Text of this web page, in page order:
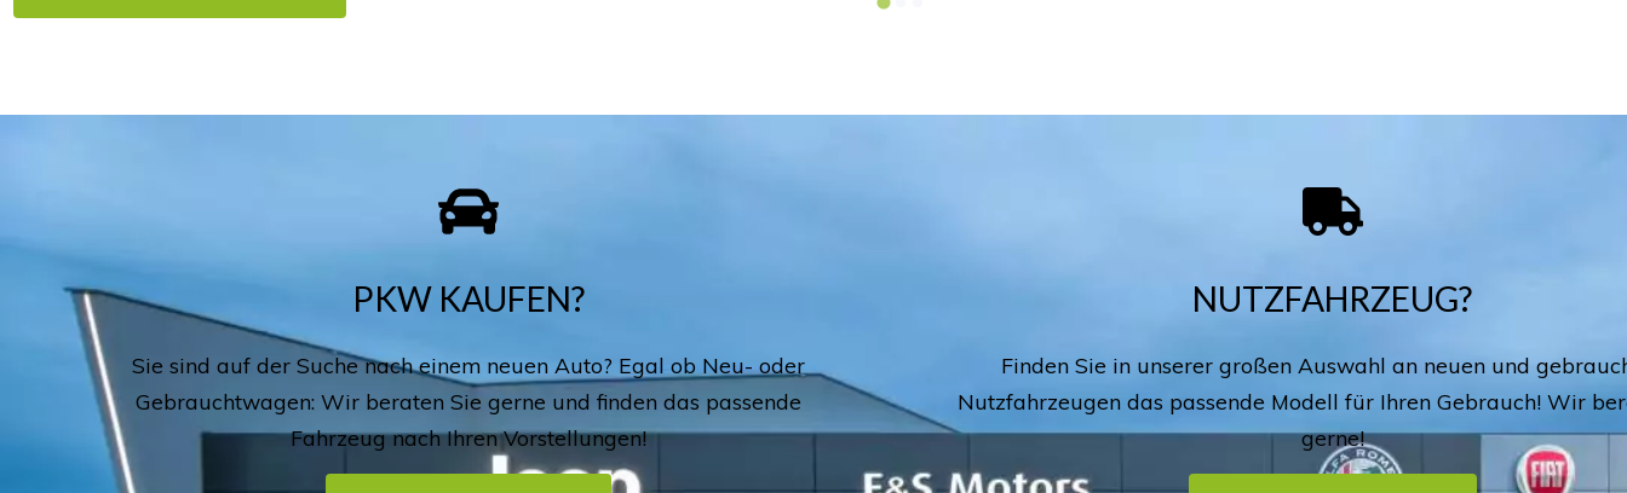
PKW KAUFEN?
Sie sind auf der Suche nach einem neuen Auto? Egal ob Neu- oder
Gebrauchtwagen: Wir beraten Sie gerne und finden das passende
Fahrzeug nach Ihren Vorstellungen!
NUTZFAHRZEUG?
Finden Sie in unserer großen Auswahl an neuen und
Nutzfahrzeugen das passende Modell für Ihren Gebrauch! Wir
gerne!